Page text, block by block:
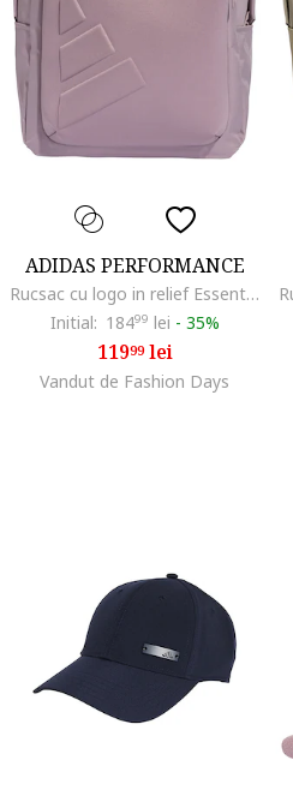
ADIDAS PERFORMANCE
Rucsac cu logo in relief Essentials - 27.4 L, Violet prafuit
Initial: 18499 lei - 35%
11999lei
Vandut de Fashion Days